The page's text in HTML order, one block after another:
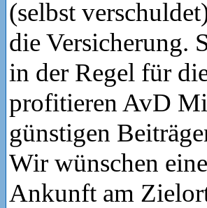
(selbst
die Versicherung.
in der Regel für
profitieren AvD
günstigen
Wir wünschen
Ankunft am